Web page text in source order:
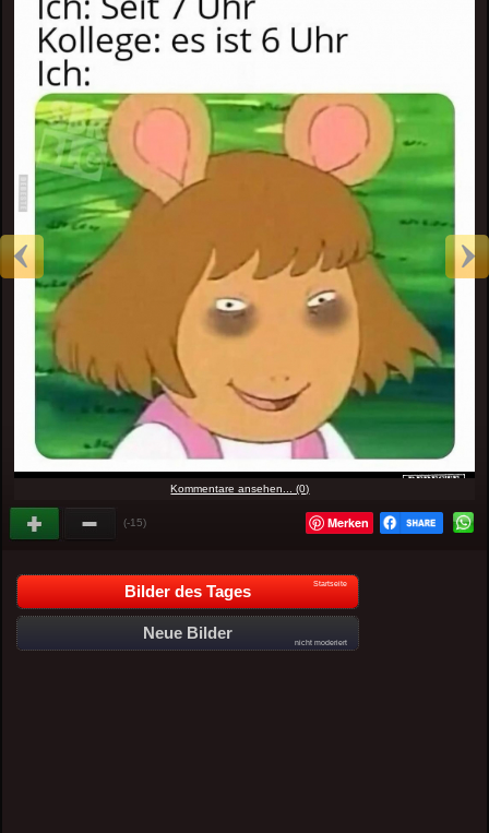
Kommentare ansehen... (0)
(-15) Merken
Bilder des Tages Startseite
Neue Bilder
nicht moderiert